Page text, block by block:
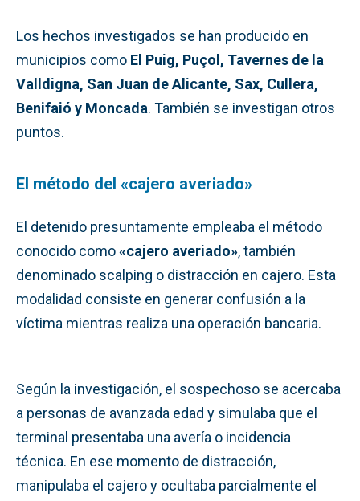
Los hechos investigados se han producido en
municipios como El Puig, Puçol, Tavernes de la
Valldigna, San Juan de Alicante, Sax, Cullera,
Benifaió y Moncada. También se investigan otros
puntos.
El método del «cajero averiado»
El detenido presuntamente empleaba el método
conocido como«cajero averiado», también
denominado scalping o distracción en cajero. Esta
modalidad consiste en generar confusión a la
víctima mientras realiza una operación bancaria.
Según la investigación, el sospechoso se acercaba
a personas de avanzada edad y simulaba que el
terminal presentaba una avería o incidencia
técnica. En ese momento de distracción,
manipulaba el cajero y ocultaba parcialmente el